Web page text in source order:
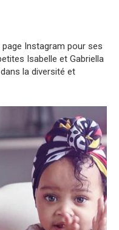
Instagram pour ses
Isabelle et Gabriella
la diversité et